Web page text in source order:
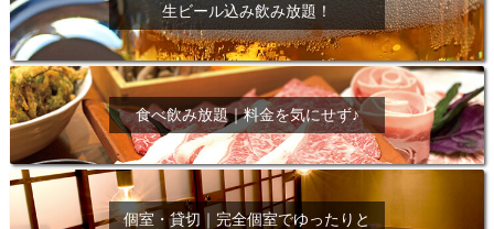
生ビール込み飲み放題！
食べ飲み放題｜料金を気にせず♪
個室・貸切｜完全個室でゆったりと